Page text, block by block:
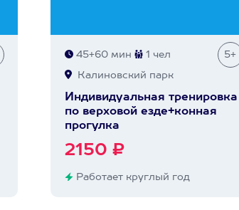
45+60 мин 1 чел 5+
Калиновский парк
Индивидуальная тренировка
по верховой езде+конная
прогулка
2150 ₽
Работает круглый год